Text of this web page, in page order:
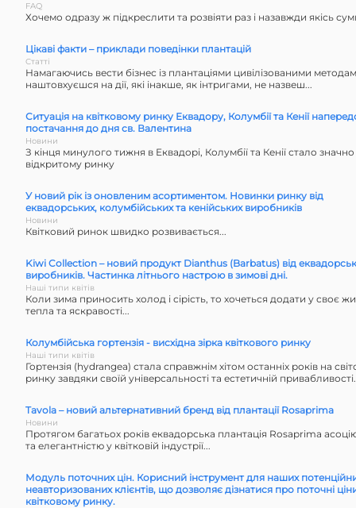
FAQ
Хочемо одразу ж підкреслити та розвіяти раз і назавжди якісь
Цікаві факти – приклади поведінки плантацій
Статті
Намагаючись вести бізнес із плантаціями цивілізованими
наштовхуєшся на дії, які інакше, як інтригами, не назвеш...
Ситуація на квітковому ринку Еквадору, Колумбії та Кенії
постачання до дня св. Валентина
Новини
З кінця минулого тижня в Еквадорі, Колумбії та Кенії стало
відкритому ринку
У новий рік із оновленим асортиментом. Новинки ринку від
еквадорських, колумбійських та кенійських виробників
Новини
Квітковий ринок швидко розвивається...
Kiwi Collection – новий продукт Dianthus (Barbatus) від
виробників. Частинка літнього настрою в зимові дні.
Наші типи квітів
Коли зима приносить холод і сірість, то хочеться додати у своє
тепла та яскравості...
Колумбійська гортензія - висхідна зірка квіткового ринку
Наші типи квітів
Гортензія (hydrangea) стала справжнім хітом останніх років на
ринку завдяки своїй універсальності та естетичній
Tavola – новий альтернативний бренд від плантації Rosaprima
Новини
Протягом багатьох років еквадорська плантація Rosaprima
та елегантністю у квітковій індустрії...
Модуль поточних цін. Корисний інструмент для наших
неавторизованих клієнтів, що дозволяє дізнатися про поточні
квітковому ринку.